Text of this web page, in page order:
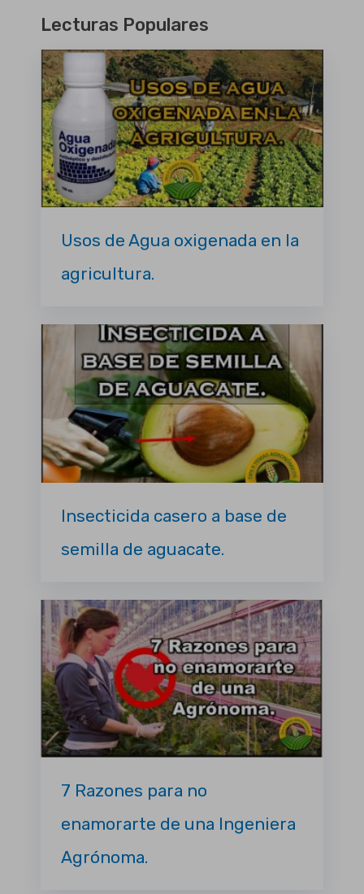
Lecturas Populares
Usos de Agua oxigenada en la
agricultura.
Insecticida casero a base de
semilla de aguacate.
7 Razones para no
enamorarte de una Ingeniera
Agrónoma.